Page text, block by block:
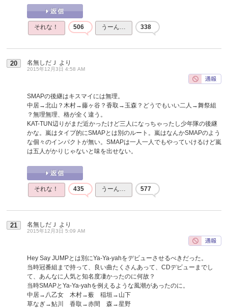
それな！ 506 うーん… 338
20 名無しだＪ より
2015年12月3日 4:58 AM
SMAPの後継はキスマイには無理。
中居→北山？木村→藤ヶ谷？香取→玉森？どうでもいい二人→舞祭組
？無理無理、格が全く違う。
KAT-TUN辺りがまだ近かったけど三人になっちゃったし少年隊の後継
かな。嵐はタイプ的にSMAPとは別のルート。嵐はなんかSMAPのよう
な個々のインパクトが無い。SMAPは一人一人でもやっていけるけど嵐
は五人がかりじゃないと味を出せない。
それな！ 435 うーん… 577
21 名無しだＪ より
2015年12月3日 5:09 AM
Hey Say JUMPとは別にYa-Ya-yahをデビューさせるべきだった。
当時冠番組まで持って、良い曲たくさんあって、CDデビューまでし
て、あんなに人気と知名度凄かったのに何故？
当時SMAPとYa-Ya-yahを例えるような風潮があったのに。
中居→八乙女 木村→薮 稲垣→山下
草なぎ→鮎川 香取→赤間 森→星野